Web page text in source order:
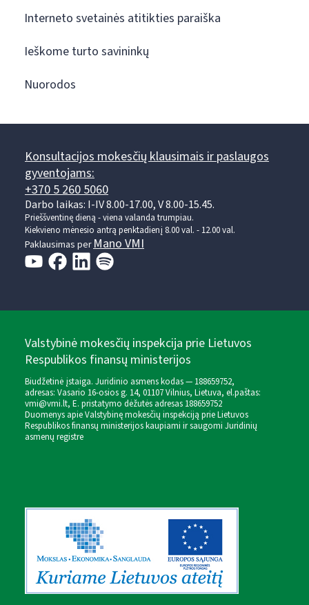
Interneto svetainės atitikties paraiška
Ieškome turto savininkų
Nuorodos
Konsultacijos mokesčių klausimais ir paslaugos
gyventojams:
+370 5 260 5060
Darbo laikas: I-IV 8.00-17.00, V 8.00-15.45.
Prieššventinę dieną - viena valanda trumpiau.
Kiekvieno mėnesio antrą penktadienį 8.00 val. - 12.00 val.
Paklausimas perMano VMI
Valstybinė mokesčių inspekcija prie Lietuvos
Respublikos finansų ministerijos
Biudžetinė įstaiga. Juridinio asmens kodas — 188659752,
adresas: Vasario 16-osios g. 14, 01107 Vilnius, Lietuva, el.paštas:
vmi@vmi.lt, E. pristatymo dėžutės adresas 188659752
Duomenys apie Valstybinę mokesčių inspekciją prie Lietuvos
Respublikos finansų ministerijos kaupiami ir saugomi Juridinių
asmenų registre